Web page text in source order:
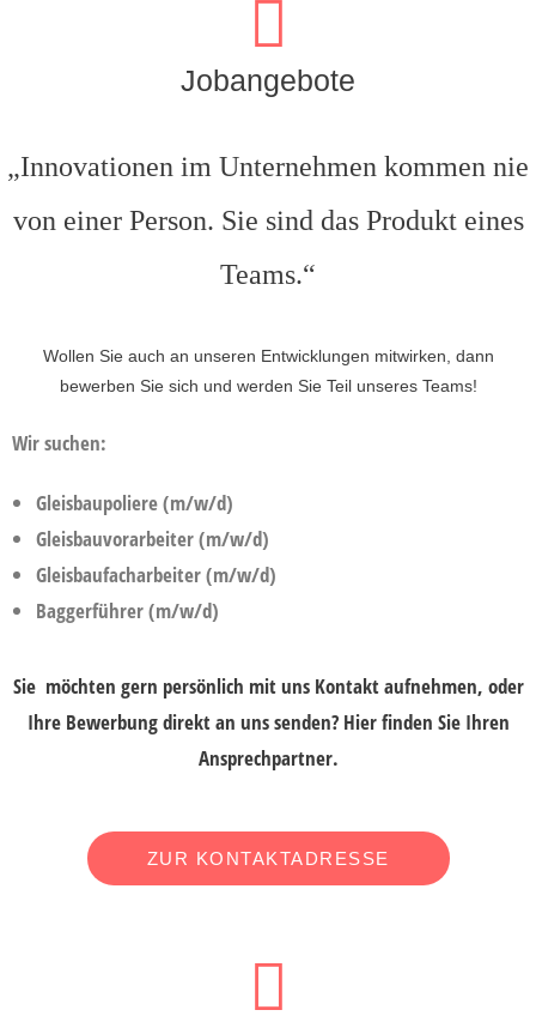
Jobangebote
„Innovationen im Unternehmen kommen nie
von einer Person. Sie sind das Produkt eines
Teams.“
Wollen Sie auch an unseren Entwicklungen mitwirken, dann
bewerben Sie sich und werden Sie Teil unseres Teams!
Wir suchen:
Gleisbaupoliere (m/w/d)
Gleisbauvorarbeiter (m/w/d)
Gleisbaufacharbeiter (m/w/d)
Baggerführer (m/w/d)
Sie möchten gern persönlich mit uns Kontakt aufnehmen, oder
Ihre Bewerbung direkt an uns senden? Hier finden Sie Ihren
Ansprechpartner.
ZUR KONTAKTADRESSE